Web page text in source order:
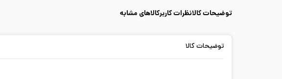
توضیحات کالانظرات کاربرکالاهای مشابه
توضیحات کالا